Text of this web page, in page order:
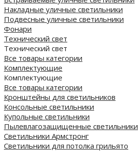
Накладные уличные светильники
Подвесные уличные светильники
Фонари
Технический свет
Технический свет
Все товары категории
Комплектующие
Комплектующие
Все товары категории
Кронштейны для светильников
Консольные светильники
Купольные светильники
Пылевлагозащищенные светильники
Светильники Армстронг
Светильники для потолка грильято